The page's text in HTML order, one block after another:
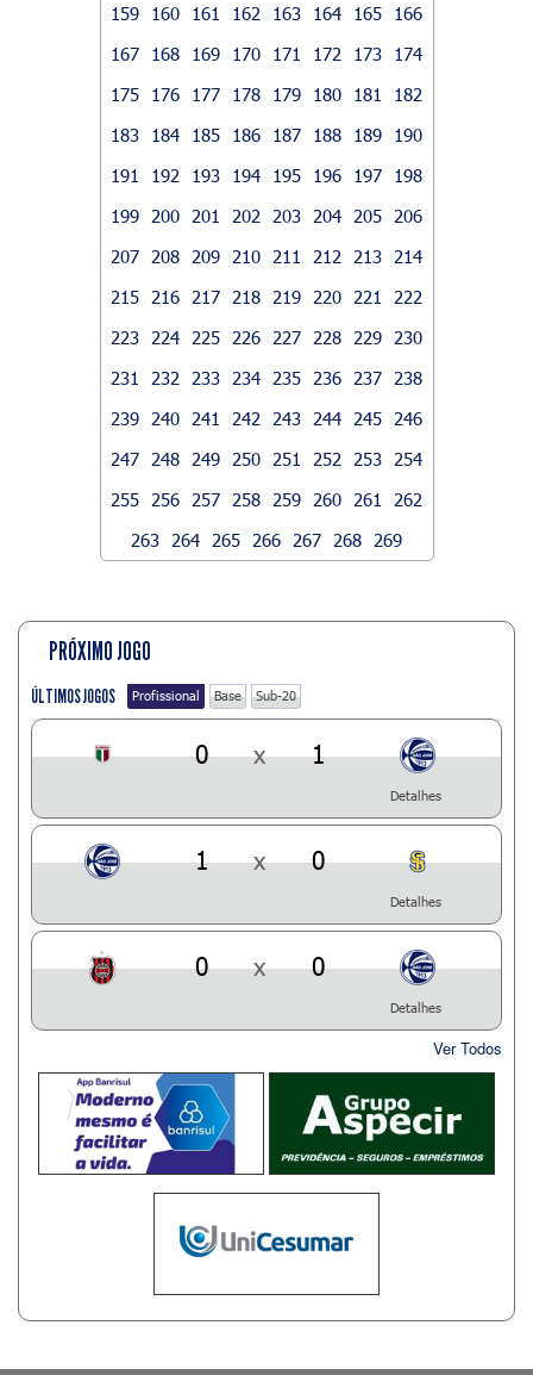
159
160 161 162 163 164 165
166
167
168 169 170 171 172 173
174
175
176 177 178 179 180 181
182
183
184 185 186 187 188 189
190
191
192 193 194 195 196 197
198
199
200 201 202 203 204 205
206
207
208 209 210 211 212 213
214
215
216 217 218 219 220 221
222
223
224 225 226 227 228 229
230
231
232 233 234 235 236 237
238
239
240 241 242 243 244 245
246
247
248 249 250 251 252 253
254
255
256 257 258 259 260 261
262
263
264 265 266 267 268 269
PRÓXIMO JOGO
ÚLTIMOS JOGOS Profissional Base Sub-20
0 x 1
Detalhes
1 x 0
Detalhes
0 x 0
Detalhes
Ver Todos